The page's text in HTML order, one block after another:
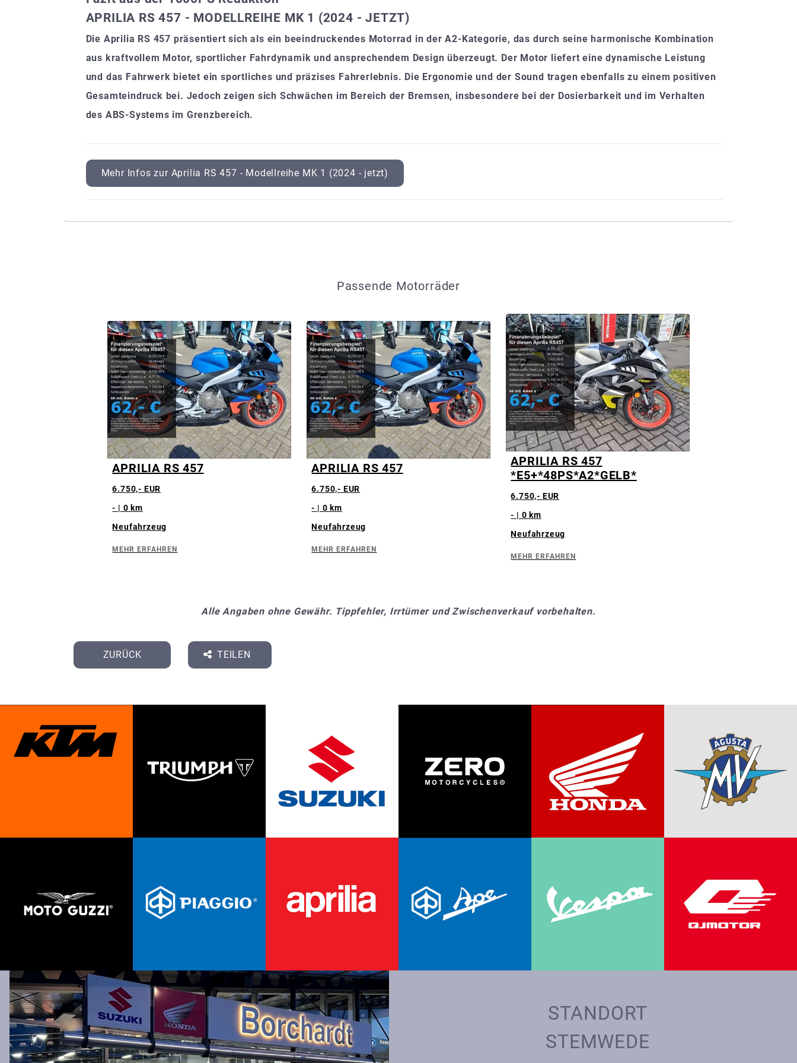
APRILIA RS 457 - MODELLREIHE MK 1 (2024 - JETZT)
Die Aprilia RS 457 präsentiert sich als ein beeindruckendes Motorrad in der A2-Kategorie, das durch seine harmonische Kombination
aus kraftvollem Motor, sportlicher Fahrdynamik und ansprechendem Design überzeugt. Der Motor liefert eine dynamische Leistung
und das Fahrwerk bietet ein sportliches und präzises Fahrerlebnis. Die Ergonomie und der Sound tragen ebenfalls zu einem positiven
Gesamteindruck bei. Jedoch zeigen sich Schwächen im Bereich der Bremsen, insbesondere bei der Dosierbarkeit und im Verhalten
des ABS-Systems im Grenzbereich.
Mehr Infos zur Aprilia RS 457 - Modellreihe MK 1 (2024 - jetzt)
Passende Motorräder
APRILIA RS 457
6.750,- EUR
- | 0 km
Neufahrzeug
MEHR ERFAHREN
APRILIA RS 457
6.750,- EUR
- | 0 km
Neufahrzeug
MEHR ERFAHREN
APRILIA RS 457
*E5+*48PS*A2*GELB*
6.750,- EUR
- | 0 km
Neufahrzeug
MEHR ERFAHREN
Alle Angaben ohne Gewähr. Tippfehler, Irrtümer und Zwischenverkauf vorbehalten.
ZURÜCK TEILEN
STANDORT
STEMWEDE